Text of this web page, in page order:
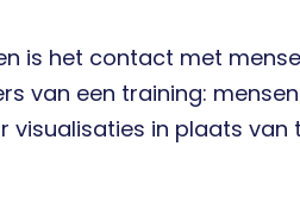
is het contact met
van een training:
visualisaties in plaats van